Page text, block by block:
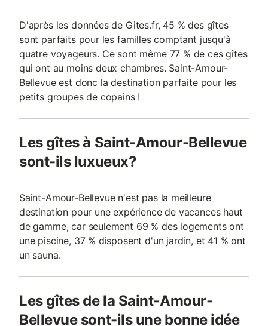
D'après les données de Gites.fr, 45 % des gîtes
sont parfaits pour les familles comptant jusqu'à
quatre voyageurs. Ce sont même 77 % de ces gîtes
qui ont au moins deux chambres. Saint-Amour-
Bellevue est donc la destination parfaite pour les
petits groupes de copains !
Les gîtes à Saint-Amour-Bellevue
sont-ils luxueux?
Saint-Amour-Bellevue n'est pas la meilleure
destination pour une expérience de vacances haut
de gamme, car seulement 69 % des logements ont
une piscine, 37 % disposent d'un jardin, et 41 % ont
un sauna.
Les gîtes de la Saint-Amour-
Bellevue sont-ils une bonne idée